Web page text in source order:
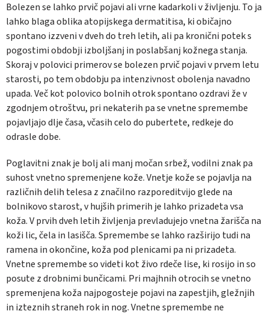
Bolezen se lahko prvič pojavi ali vrne kadarkoli v življenju. To ja
lahko blaga oblika atopijskega dermatitisa, ki običajno
spontano izzveni v dveh do treh letih, ali pa kronični potek s
pogostimi obdobji izboljšanj in poslabšanj kožnega stanja.
Skoraj v polovici primerov se bolezen prvič pojavi v prvem letu
starosti, po tem obdobju pa intenzivnost obolenja navadno
upada. Več kot polovico bolnih otrok spontano ozdravi že v
zgodnjem otroštvu, pri nekaterih pa se vnetne spremembe
pojavljajo dlje časa, včasih celo do pubertete, redkeje do
odrasle dobe.
Poglavitni znak je bolj ali manj močan srbež, vodilni znak pa
suhost vnetno spremenjene kože. Vnetje kože se pojavlja na
različnih delih telesa z značilno razporeditvijo glede na
bolnikovo starost, v hujših primerih je lahko prizadeta vsa
koža. V prvih dveh letih življenja prevladujejo vnetna žarišča na
koži lic, čela in lasišča. Spremembe se lahko razširijo tudi na
ramena in okončine, koža pod plenicami pa ni prizadeta.
Vnetne spremembe so videti kot živo rdeče lise, ki rosijo in so
posute z drobnimi bunčicami. Pri majhnih otrocih se vnetno
spremenjena koža najpogosteje pojavi na zapestjih, gležnjih
in izteznih straneh rok in nog. Vnetne spremembe ne